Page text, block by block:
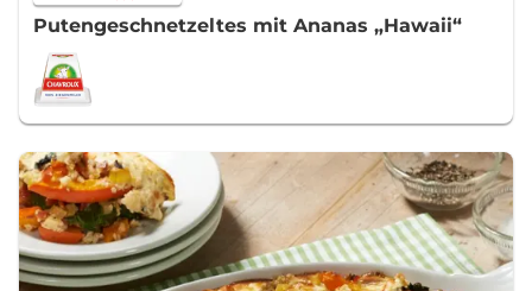
Putengeschnetzeltes mit Ananas „Hawaii“